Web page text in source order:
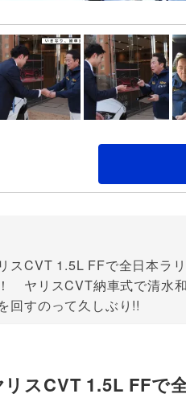
スCVT 1.5L FFで全日本ラ
ヤリスCVT納車式で清水和
回すのって久しぶり!!
スCVT 1.5L FFで